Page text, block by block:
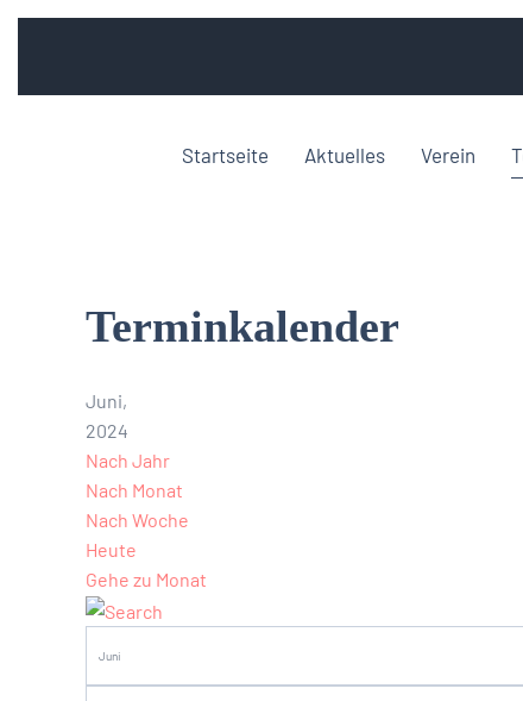
Startseite Aktuelles Verein
Terminkalender
Juni,
2024
Nach Jahr
Nach Monat
Nach Woche
Heute
Gehe zu Monat